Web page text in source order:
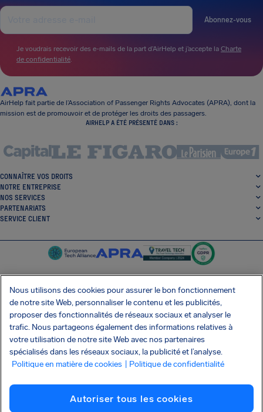
Abonnez-vous
Je voudrais recevoir des e-mails de la part d’AirHelp et j’accepte la Charte
de confidentialité.
AirHelp fait partie de l’Association of Passenger Rights Advocates (APRA), dont la
mission est de promouvoir et de protéger les droits des passagers.
AIRHELP A ÉTÉ PRÉSENTÉ DANS :
CONNAÎTRE VOS DROITS
NOTRE ENTREPRISE
NOS SERVICES
PARTENARIATS
SERVICE CLIENT
SocialFacebook
SocialTwitter
SocialInstagram
SocialLinkedin
OBTENEZ NOTRE APPLI GRATUITE
Politique de confidentialité CookiesImprint
Attaque de la chaîne d'approvisionnement Shai-Hulud
Nous utilisons des cookies pour assurer le bon fonctionnement
de notre site Web, personnaliser le contenu et les publicités,
proposer des fonctionnalités de réseaux sociaux et analyser le
trafic. Nous partageons également des informations relatives à
votre utilisation de notre site Web avec nos partenaires
spécialisés dans les réseaux sociaux, la publicité et l’analyse.
Politique en matière de cookies
| Politique de confidentialité
Autoriser tous les cookies